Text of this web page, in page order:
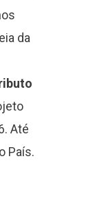
da
Até
País.